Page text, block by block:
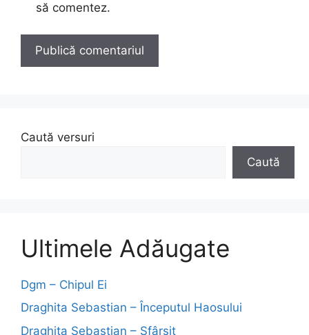
să comentez.
Caută versuri
Caută
Ultimele Adăugate
Dgm – Chipul Ei
Draghita Sebastian – Începutul Haosului
Draghita Sebastian – Sfârșit